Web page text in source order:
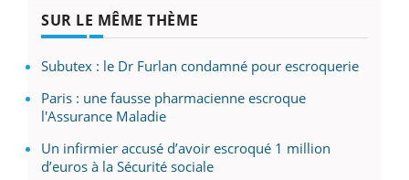
SUR LE MÊME THÈME
Subutex : le Dr Furlan condamné pour escroquerie
Paris : une fausse pharmacienne escroque
l'Assurance Maladie
Un infirmier accusé d’avoir escroqué 1 million
d’euros à la Sécurité sociale